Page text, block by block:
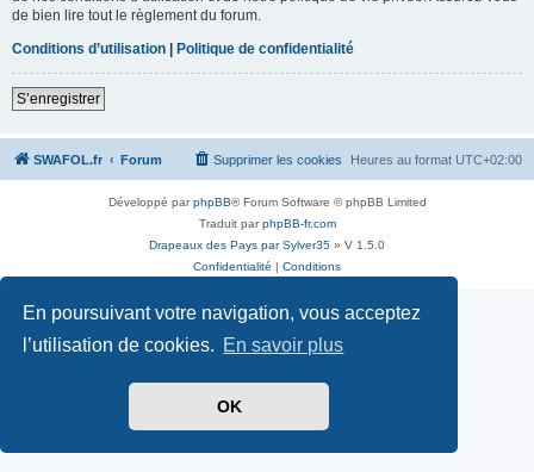
En poursuivant votre navigation, vous acceptez
l’utilisation de cookies. En savoir plus
OK
de bien lire tout le règlement du forum.
Conditions d’utilisation | Politique de confidentialité
S’enregistrer
SWAFOL.fr Forum Heures au format UTC+02:00
Supprimer les cookies
Développé parphpBB® Forum Software © phpBB Limited
Traduit parphpBB-fr.com
Drapeaux des Pays par Sylver35 » V 1.5.0
Confidentialité | Conditions